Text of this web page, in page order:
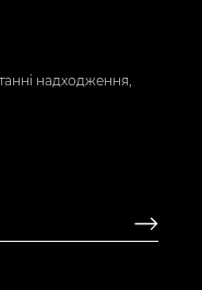
надходження,